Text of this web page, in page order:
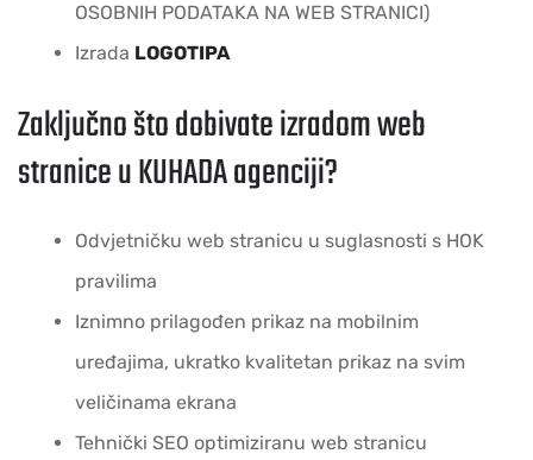
OSOBNIH PODATAKA NA WEB STRANICI)
Izrada LOGOTIPA
Zaključno što dobivate izradom web
stranice u KUHADA agenciji?
Odvjetničku web stranicu u suglasnosti s HOK
pravilima
Iznimno prilagođen prikaz na mobilnim
uređajima, ukratko kvalitetan prikaz na svim
veličinama ekrana
Tehnički SEO optimiziranu web stranicu